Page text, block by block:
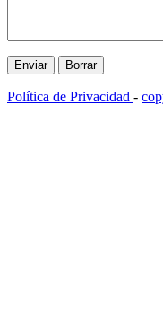
Política de Privacidad -